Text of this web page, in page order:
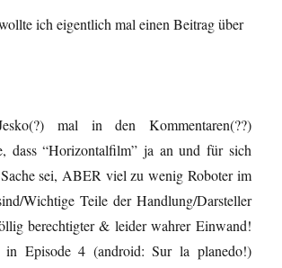
ich eigentlich mal einen Beitrag über
mal in den Kommentaren(??)
dass “Horizontalfilm” ja an und für sich
sei, ABER viel zu wenig Roboter im
Wichtige Teile der Handlung/Darsteller
berechtigter & leider wahrer Einwand!
Episode 4 (android: Sur la planedo!)